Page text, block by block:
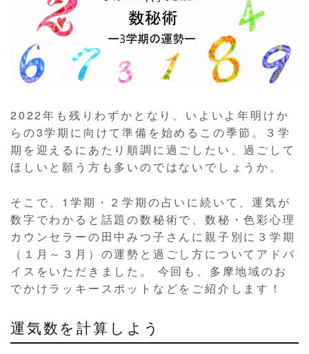
2022年も残りわずかとなり、いよいよ年明けか
らの3学期に向けて準備を始めるこの季節。３学
期を迎えるにあたり順調に過ごしたい、過ごして
ほしいと願う方も多いのではないでしょうか。
そこで、1学期・２学期の占いに続いて、運気が
数字でわかると話題の数秘術で、数秘・色彩心理
カウンセラーの田中みつ子さんに親子別に３学期
（１月～３月）の運勢と過ごし方についてアドバ
イスをいただきました。 今回も、多摩地域のお
でかけラッキースポットなどをご紹介します！
運気数を計算しよう